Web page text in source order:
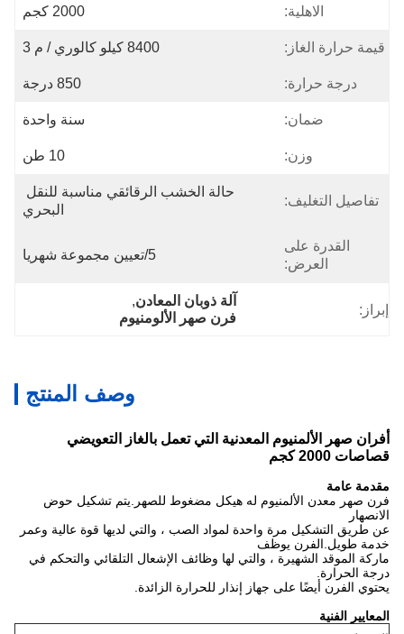
الاهلية: 2000 كجم
قيمة حرارة الغاز: 8400 كيلو كالوري / م 3
درجة حرارة: 850 درجة
ضمان: سنة واحدة
وزن: 10 طن
تفاصيل التغليف:
البحري
القدرة على
العرض:
5/تعيين مجموعة شهريا
إبراز:
آلة ذوبان المعادن,
فرن صهر الألومنيوم
وصف المنتج
أفران صهر الألمنيوم المعدنية التي تعمل بالغاز التعويضي
قصاصات 2000 كجم
مقدمة عامة
فرن صهر معدن الألمنيوم له هيكل مضغوط للصهر.يتم تشكيل حوض
الانصهار
عن طريق التشكيل مرة واحدة لمواد الصب ، والتي لديها قوة عالية وعمر
خدمة طويل.الفرن يوظف
ماركة الموقد الشهيرة ، والتي لها وظائف الإشعال التلقائي والتحكم في
درجة الحرارة.
يحتوي الفرن أيضًا على جهاز إنذار للحرارة الزائدة.
المعايير الفنية